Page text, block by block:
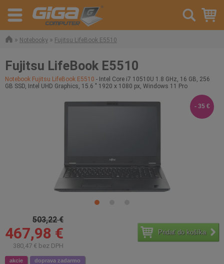
» Notebooky » Fujitsu LifeBook E5510
Fujitsu LifeBook E5510
Notebook Fujitsu LifeBook E5510 - Intel Core i7 10510U 1.8 GHz, 16 GB, 256
GB SSD, Intel UHD Graphics, 15.6 " 1920 x 1080 px, Windows 11 Pro
503,22 €
467,98 €
380,47 € bez DPH
Pridať do košíka
akcie doprava zadarmo
- 35 €